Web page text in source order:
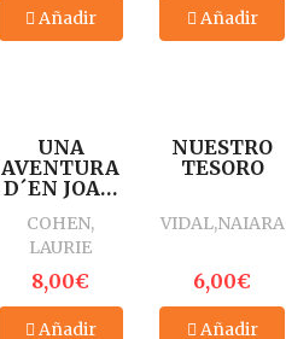
Añadir Añadir
UNA
AVENTURA
D´EN JOAN
ELEFANT.
SPIDERELEFANT
COHEN,
LAURIE
8,00€
Añadir
NUESTRO
TESORO
VIDAL,NAIARA
6,00€
Añadir